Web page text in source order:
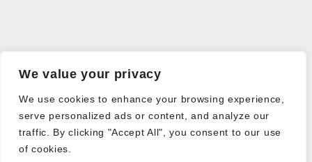
We value your privacy
We use cookies to enhance your browsing experience,
serve personalized ads or content, and analyze our
traffic. By clicking "Accept All", you consent to our use
of cookies.